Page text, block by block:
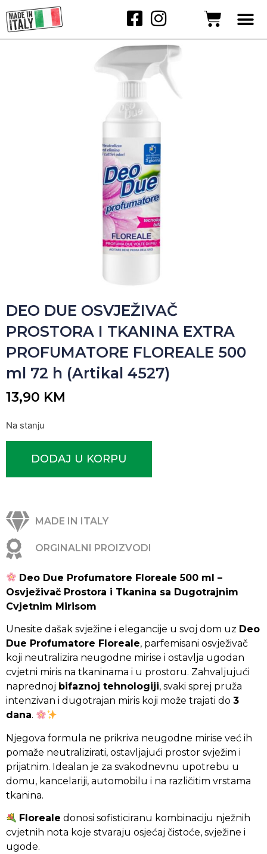
DEO DUE OSVJEŽIVAČ
PROSTORA I TKANINA EXTRA
PROFUMATORE FLOREALE 500
ml 72 h (Artikal 4527)
13,90 KM
Na stanju
DODAJ U KORPU
MADE IN ITALY
ORGINALNI PROIZVODI
Deo Due Profumatore Floreale 500 ml –
Osvježivač Prostora i Tkanina sa Dugotrajnim
Cvjetnim Mirisom
Unesite dašak svježine i elegancije u svoj dom uz Deo
Due Profumatore Floreale, parfemisani osvježivač
koji neutralizira neugodne mirise i ostavlja ugodan
cvjetni miris na tkaninama i u prostoru. Zahvaljujući
naprednoj bifaznoj tehnologiji, svaki sprej pruža
intenzivan i dugotrajan miris koji može trajati do 3
dana.
Njegova formula ne prikriva neugodne mirise već ih
pomaže neutralizirati, ostavljajući prostor svježim i
prijatnim. Idealan je za svakodnevnu upotrebu u
domu, kancelariji, automobilu i na različitim vrstama
tkanina.
Floreale donosi sofisticiranu kombinaciju nježnih
cvjetnih nota koje stvaraju osjećaj čistoće, svježine i
ugode.